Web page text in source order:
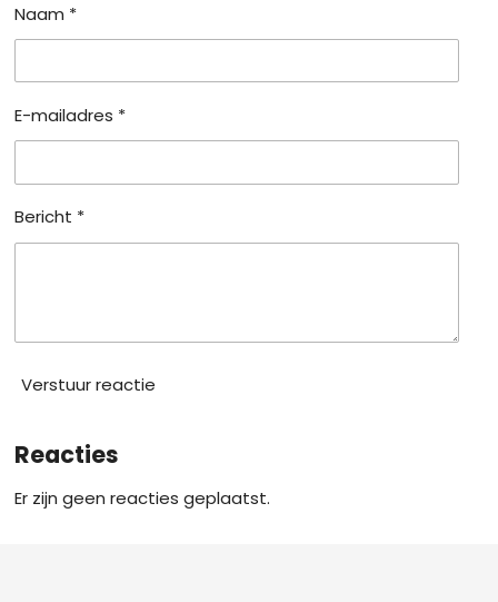
Naam *
E-mailadres *
Bericht *
Verstuur reactie
Reacties
Er zijn geen reacties geplaatst.